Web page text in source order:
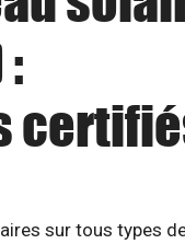
sur tous types